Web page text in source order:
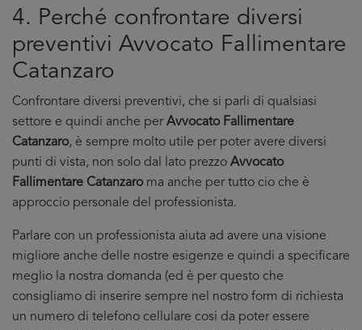
4. Perché confrontare diversi
preventivi Avvocato Fallimentare
Catanzaro
Confrontare diversi preventivi, che si parli di qualsiasi
settore e quindi anche perAvvocato Fallimentare
Catanzaro, è sempre molto utile per poter avere diversi
punti di vista, non solo dal lato prezzo Avvocato
Fallimentare Catanzaroma anche per tutto cio che è
approccio personale del professionista.
Parlare con un professionista aiuta ad avere una visione
migliore anche delle nostre esigenze e quindi a specificare
meglio la nostra domanda (ed è per questo che
consigliamo di inserire sempre nel nostro form di richiesta
un numero di telefono cellulare cosi da poter essere